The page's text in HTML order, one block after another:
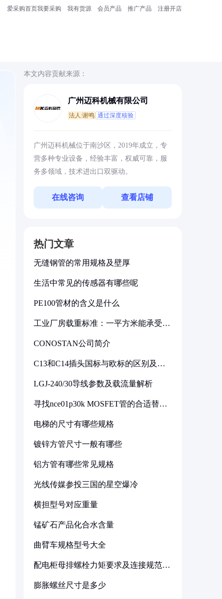
爱采购首页我要采购 我有货源 会员产品 推广产品 注册开店
本文内容贡献来源：
广州迈科机械有限公司
法人:谢鸣 通过深度核验
广州迈科机械位于南沙区，2019年成立，专
营多种专业设备，经验丰富，权威可靠，服
务多领域，技术进出口双驱动。
在线咨询 查看店铺
热门文章
无缝钢管的常用规格及壁厚
生活中常见的传感器有哪些呢
PE100管材的含义是什么
工业厂房载重标准：一平方米能承受多
CONOSTAN公司简介
C13和C14插头国标与欧标的区别及其
LGJ-240/30导线参数及载流量解析
寻找nce01p30k MOSFET管的合适替代
电梯的尺寸有哪些规格
镀锌方管尺寸一般有哪些
铝方管有哪些常见规格
光线传媒参投三国的星空爆冷
横担型号对应重量
锰矿石产品化合水含量
曲臂车规格型号大全
配电柜母排螺栓力矩要求及连接规范详
膨胀螺丝尺寸是多少